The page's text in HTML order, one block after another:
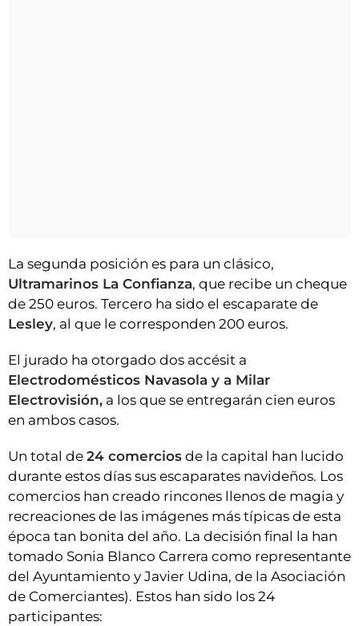
La segunda posición es para un clásico,
Ultramarinos La Confianza, que recibe un cheque
de 250 euros. Tercero ha sido el escaparate de
Lesley, al que le corresponden 200 euros.
El jurado ha otorgado dos accésit a
Electrodomésticos Navasola y a Milar
Electrovisión, a los que se entregarán cien euros
en ambos casos.
Un total de 24 comercios de la capital han lucido
durante estos días sus escaparates navideños. Los
comercios han creado rincones llenos de magia y
recreaciones de las imágenes más típicas de esta
época tan bonita del año. La decisión final la han
tomado Sonia Blanco Carrera como representante
del Ayuntamiento y Javier Udina, de la Asociación
de Comerciantes). Estos han sido los 24
participantes: